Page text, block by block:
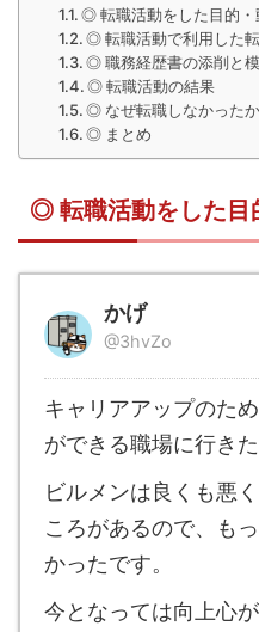
◎ 転職活動をした目的・
◎ 転職活動で利用した
◎ 職務経歴書の添削と
◎ 転職活動の結果
◎ なぜ転職しなかったか
◎ まとめ
◎ 転職活動をした目
かげ
@3hvZo
キャリアアップのた
ができる職場に行きた
ビルメンは良くも悪
ころがあるので、も
かったです。
今となっては向上心